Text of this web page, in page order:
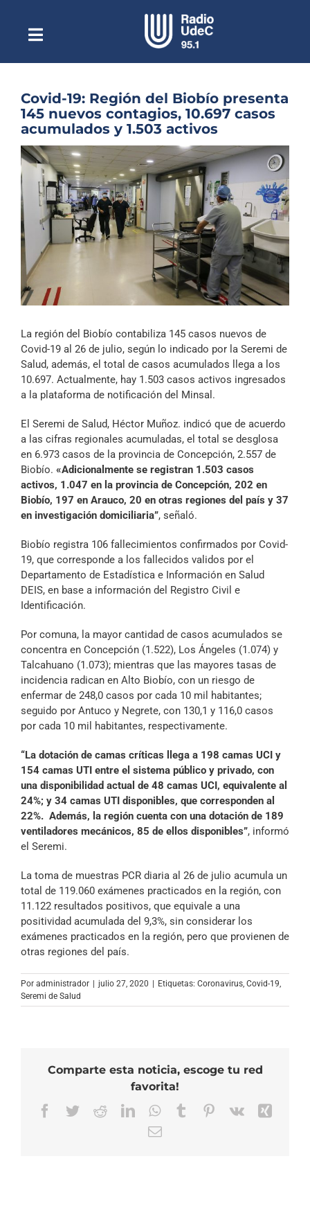
contenidoToggle
NavigationEscuchar Radio UdeC en vivo
Quiénes Somos
Programación
Podcast
Noticias
Reportajes
Columnas
Música Clásica
Especiales
Covid-19: Región del Biobío presenta
145 nuevos contagios, 10.697 casos
acumulados y 1.503 activos
Ver
imagen
más
grande
La región del Biobío contabiliza 145 casos nuevos de
Covid-19 al 26 de julio, según lo indicado por la Seremi de
Salud, además, el total de casos acumulados llega a los
10.697. Actualmente, hay 1.503 casos activos ingresados
a la plataforma de notificación del Minsal.
El Seremi de Salud, Héctor Muñoz. indicó que de acuerdo
a las cifras regionales acumuladas, el total se desglosa
en 6.973 casos de la provincia de Concepción, 2.557 de
Biobío. «Adicionalmente se registran 1.503 casos
activos, 1.047 en la provincia de Concepción, 202 en
Biobío, 197 en Arauco, 20 en otras regiones del país y 37
en investigación domiciliaria”, señaló.
Biobío registra 106 fallecimientos confirmados por Covid-
19, que corresponde a los fallecidos validos por el
Departamento de Estadística e Información en Salud
DEIS, en base a información del Registro Civil e
Identificación.
Por comuna, la mayor cantidad de casos acumulados se
concentra en Concepción (1.522), Los Ángeles (1.074) y
Talcahuano (1.073); mientras que las mayores tasas de
incidencia radican en Alto Biobío, con un riesgo de
enfermar de 248,0 casos por cada 10 mil habitantes;
seguido por Antuco y Negrete, con 130,1 y 116,0 casos
por cada 10 mil habitantes, respectivamente.
“La dotación de camas críticas llega a 198 camas UCI y
154 camas UTI entre el sistema público y privado, con
una disponibilidad actual de 48 camas UCI, equivalente al
24%; y 34 camas UTI disponibles, que corresponden al
22%. Además, la región cuenta con una dotación de 189
ventiladores mecánicos, 85 de ellos disponibles”, informó
el Seremi.
La toma de muestras PCR diaria al 26 de julio acumula un
total de 119.060 exámenes practicados en la región, con
11.122 resultados positivos, que equivale a una
positividad acumulada del 9,3%, sin considerar los
exámenes practicados en la región, pero que provienen de
otras regiones del país.
Por administrador julio 27, 2020 Etiquetas: Coronavirus, Covid-19,
Seremi de Salud
Comparte esta noticia, escoge tu red
favorita!
Facebook
TwitterRedditLinkedInWhatsApp
TumblrPinterest
Vk
Correo